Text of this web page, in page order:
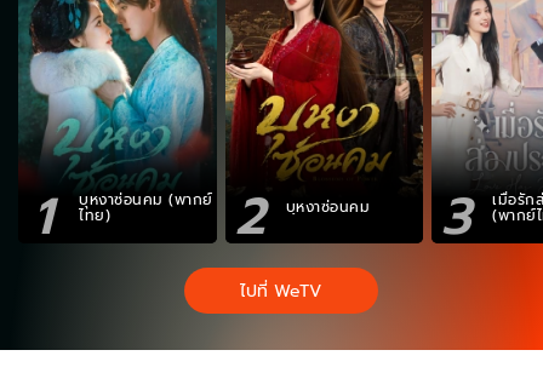
1 บุหงาซ่อนคม (พากย์
ไทย) 2 บุหงาซ่อนคม 3 เมื่อรัก
(พากย์
ไปที่ WeTV